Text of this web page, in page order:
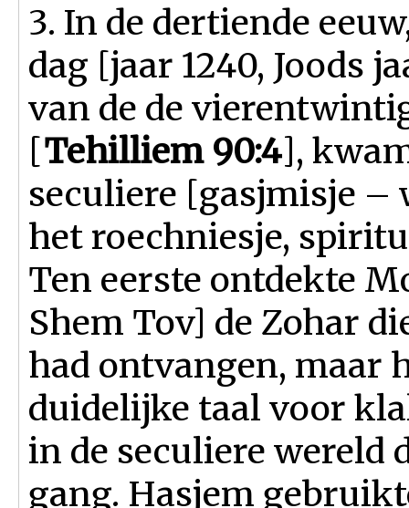
3. In de dertiende
dag [jaar 1240, Joods
van de de
[Tehilliem 90:4],
seculiere [gasjmisje –
het roechniesje,
Ten eerste ontdekte
Shem Tov] de Zohar
had ontvangen, maar
duidelijke taal voor
in de seculiere wereld
gang. Hasjem